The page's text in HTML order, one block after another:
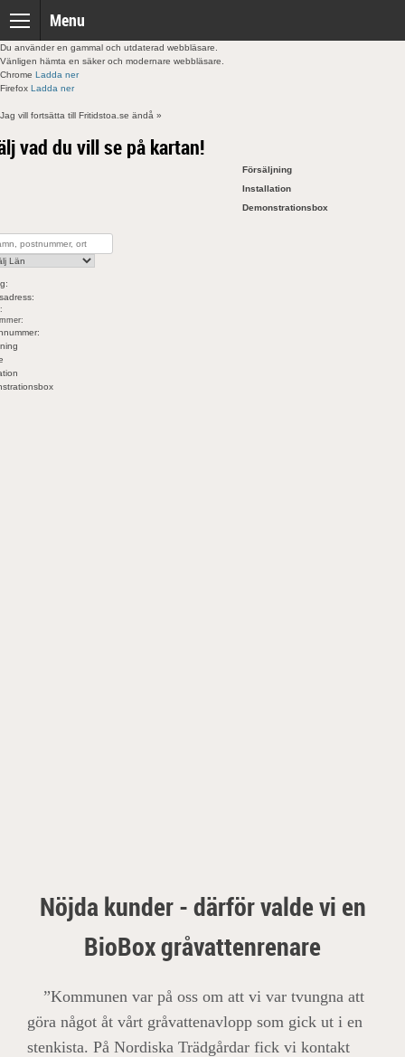
Menu
Du använder en gammal och utdaterad webbläsare.
Vänligen hämta en säker och modernare webbläsare.
Chrome Ladda ner
Firefox Ladda ner
Jag vill fortsätta till Fritidstoa.se ändå »
vad du vill se på kartan!
Försäljning
Installation
Demonstrationsbox
Nöjda kunder - därför valde vi en
BioBox gråvattenrenare
”Kommunen var på oss om att vi var tvungna att
göra något åt vårt gråvattenavlopp som gick ut i en
stenkista. På Nordiska Trädgårdar fick vi kontakt